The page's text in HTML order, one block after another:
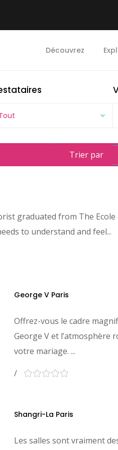
Découvrez
Trier par
graduated from The Ecole
to understand and feel...
George V Paris
Offrez-vous le cadre
George V et l’atmosphère
votre mariage. ...
Shangri-La Paris
Les salles sont vraiment